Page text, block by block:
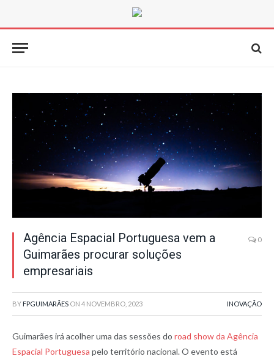
Agência Espacial Portuguesa vem a
Guimarães procurar soluções
empresariais
0
BY FPGUIMARÃES ON 4 NOVEMBRO, 2023 INOVAÇÃO
Guimarães irá acolher uma das sessões do road show da Agência
Espacial Portuguesa pelo território nacional. O evento está